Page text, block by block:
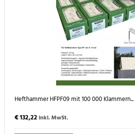
Hefthammer HFPF09 mit 100 000 Klammern...
€ 132,22 inkl. MwSt.